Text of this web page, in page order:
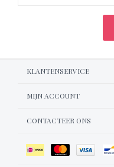
KLANTENSERVICE
MIJN ACCOUNT
CONTACTEER ONS